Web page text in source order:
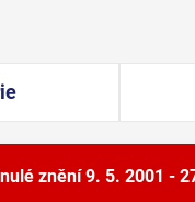
znění9. 5. 2001 -